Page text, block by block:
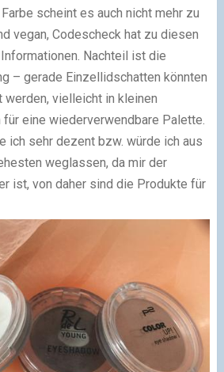
scheint es auch nicht mehr zu
vegan, Codescheck hat zu diesen
Nachteil ist die
– gerade Einzellidschatten könnten
werden, vielleicht in kleinen
eine wiederverwendbare Palette.
ich sehr dezent bzw. würde ich aus
weglassen, da mir der
ist, von daher sind die Produkte für